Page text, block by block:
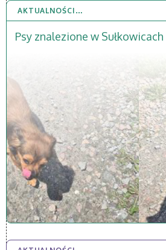
AKTUALNOŚCI…
Psy znalezione w Sułkowicach
20 LIP 2026